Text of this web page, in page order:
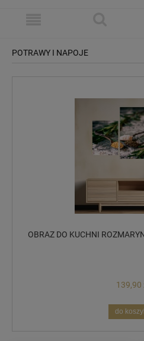
POTRAWY I NAPOJE
OBRAZ DO KUCHNI
139,90
do